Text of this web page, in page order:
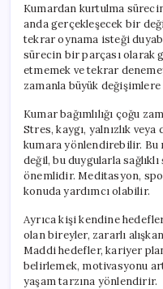
Kumardan kurtulma
anda gerçekleşecek bir
tekrar oynama isteği
sürecin bir parçası olarak
etmemek ve tekrar
zamanla büyük değişimlere
Kumar bağımlılığı çoğu
Stres, kaygı, yalnızlık
kumara yönlendirebilir. Bu
değil, bu duygularla
önemlidir. Meditasyon,
konuda yardımcı olabilir.
Ayrıca kişi kendine
olan bireyler, zararlı
Maddi hedefler, kariyer
belirlemek, motivasyonu
yaşam tarzına yönlendirir.